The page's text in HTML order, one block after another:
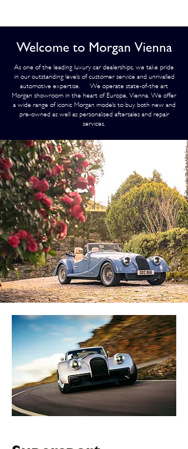
Welcome to Morgan Vienna
As one of the leading luxury car dealerships, we take pride
in our outstanding levels of customer service and unrivalled
automotive expertise. We operate state-of-the art
Morgan showroom in the heart of Europe, Vienna. We offer
a wide range of iconic Morgan models to buy both new and
pre-owned as well as personalised aftersales and repair
services.